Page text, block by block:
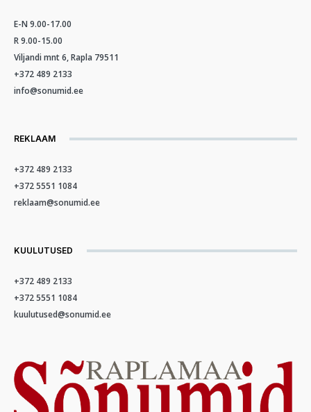
E-N 9.00-17.00
R 9.00-15.00
Viljandi mnt 6, Rapla 79511
+372 489 2133
info@sonumid.ee
REKLAAM
+372 489 2133
+372 5551 1084
reklaam@sonumid.ee
KUULUTUSED
+372 489 2133
+372 5551 1084
kuulutused@sonumid.ee